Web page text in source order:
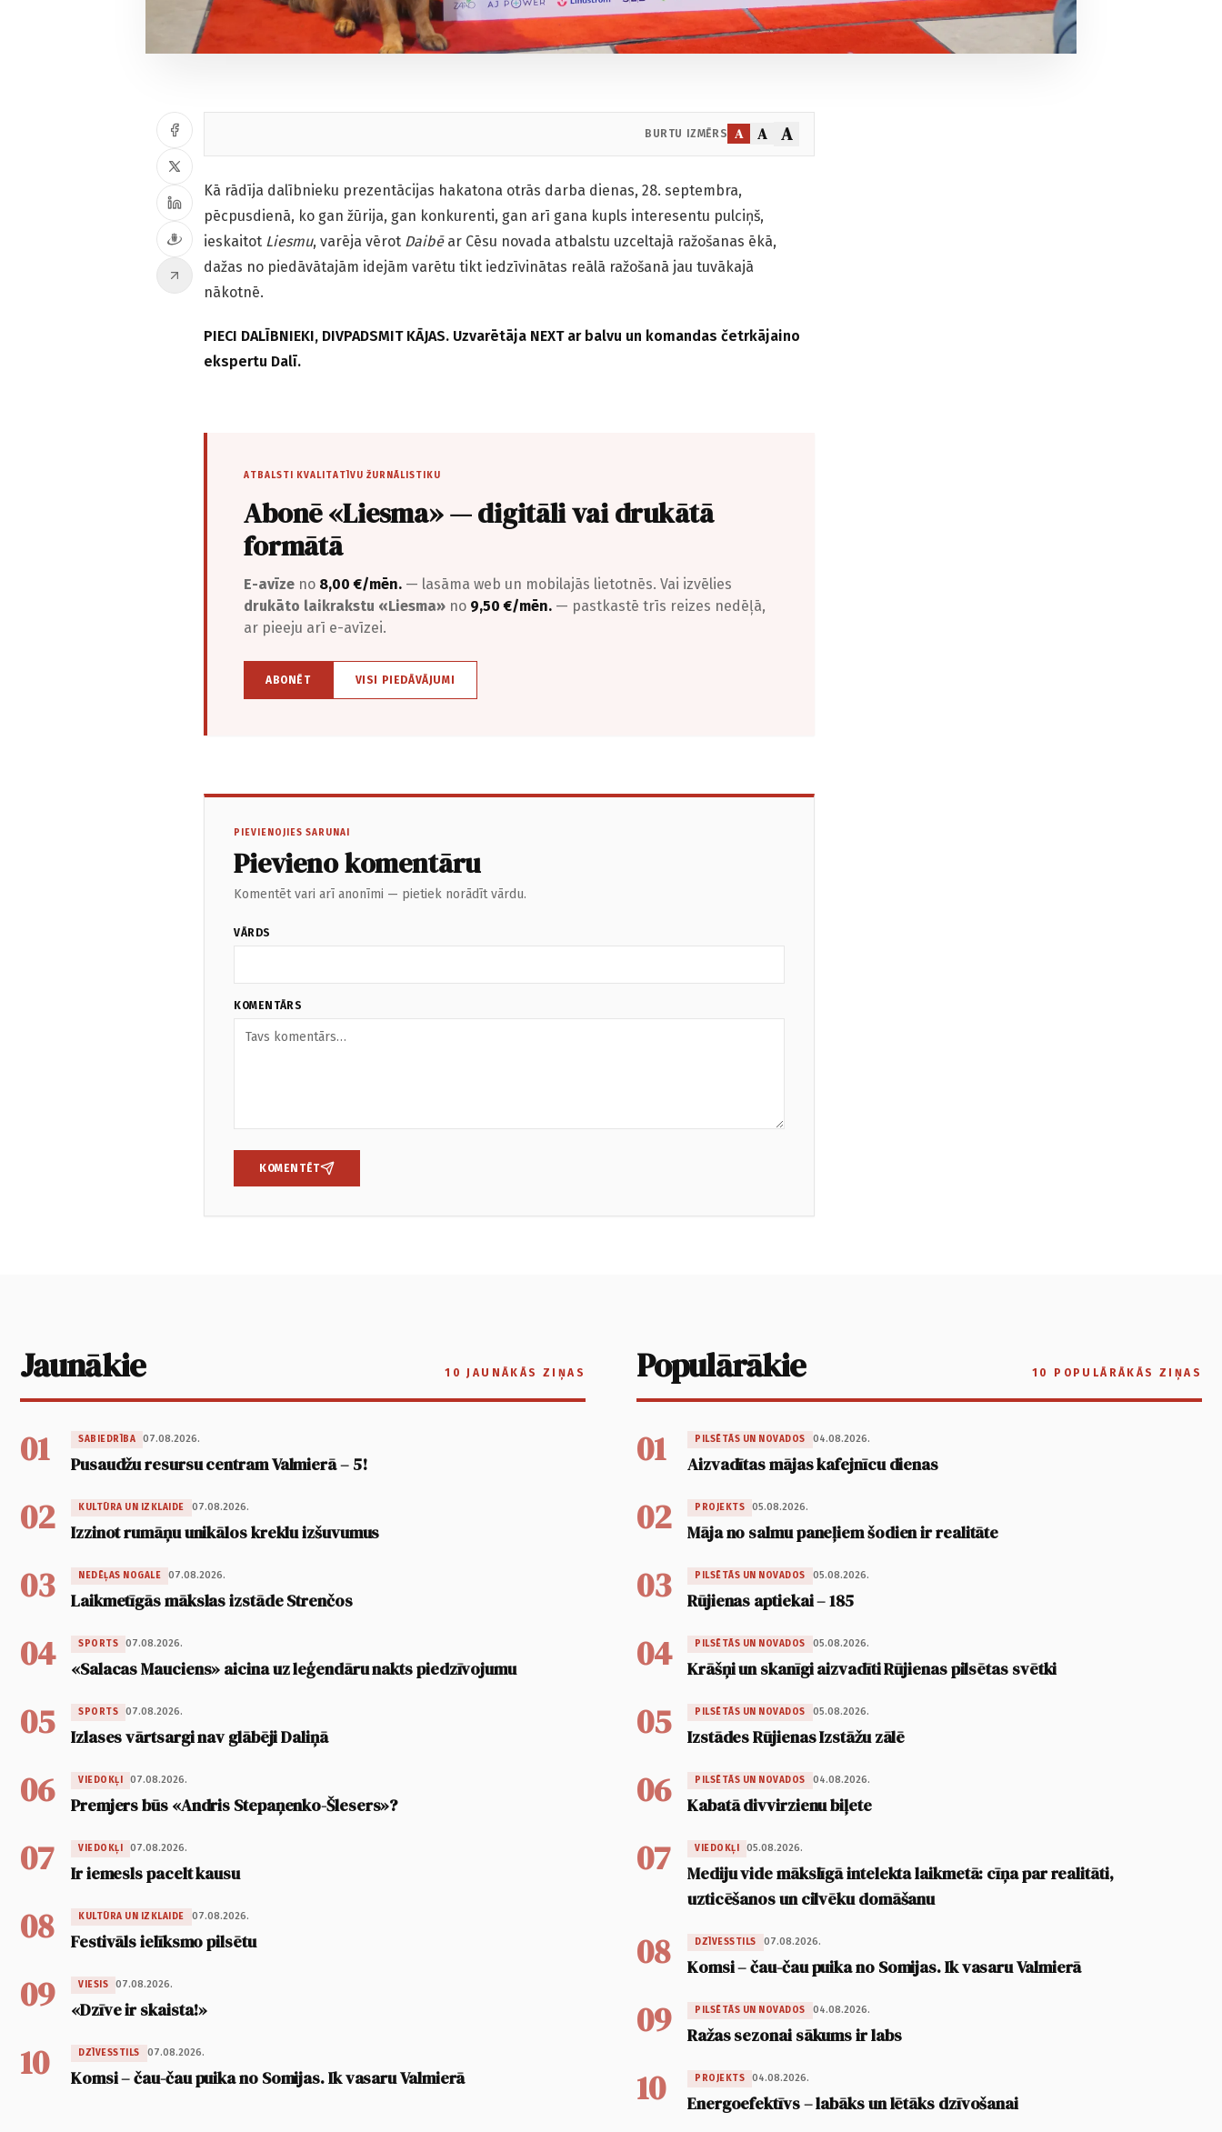
BURTU IZMĒRS A A A
Kā rādīja dalībnieku prezentācijas hakatona otrās darba dienas, 28. septembra,
pēcpusdienā, ko gan žūrija, gan konkurenti, gan arī gana kupls interesentu pulciņš,
ieskaitot Liesmu, varēja vērot Daibēar Cēsu novada atbalstu uzceltajā ražošanas ēkā,
dažas no piedāvātajām idejām varētu tikt iedzīvinātas reālā ražošanā jau tuvākajā
nākotnē.
PIECI DALĪBNIEKI, DIVPADSMIT KĀJAS. Uzvarētāja NEXT ar balvu un komandas četrkājaino
ekspertu Dalī.
ATBALSTI KVALITATĪVU ŽURNĀLISTIKU
Abonē «Liesma» — digitāli vai drukātā
formātā
E-avīze no 8,00 €/mēn. — lasāma web un mobilajās lietotnēs. Vai izvēlies
drukāto laikrakstu «Liesma» no 9,50 €/mēn. — pastkastē trīs reizes nedēļā,
ar pieeju arī e-avīzei.
ABONĒT VISI PIEDĀVĀJUMI
PIEVIENOJIES SARUNAI
Pievieno komentāru
Komentēt vari arī anonīmi — pietiek norādīt vārdu.
VĀRDS
KOMENTĀRS
KOMENTĒT
Jaunākie 10 JAUNĀKĀS ZIŅAS
01 SABIEDRĪBA 07.08.2026.
Pusaudžu resursu centram Valmierā – 5!
02 KULTŪRA UN IZKLAIDE 07.08.2026.
Izzinot rumāņu unikālos kreklu izšuvumus
03 NEDĒĻAS NOGALE 07.08.2026.
Laikmetīgās mākslas izstāde Strenčos
04 SPORTS 07.08.2026.
«Salacas Mauciens» aicina uz leģendāru nakts piedzīvojumu
05 SPORTS 07.08.2026.
Izlases vārtsargi nav glābēji Daliņā
06 VIEDOKĻI 07.08.2026.
Premjers būs «Andris Stepaņenko-Šlesers»?
07 VIEDOKĻI 07.08.2026.
Ir iemesls pacelt kausu
08 KULTŪRA UN IZKLAIDE 07.08.2026.
Festivāls ielīksmo pilsētu
09 VIESIS 07.08.2026.
«Dzīve ir skaista!»
10 DZĪVESSTILS 07.08.2026.
Komsi – čau-čau puika no Somijas. Ik vasaru Valmierā
Populārākie 10 POPULĀRĀKĀS ZIŅAS
01 PILSĒTĀS UN NOVADOS 04.08.2026.
Aizvadītas mājas kafejnīcu dienas
02 PROJEKTS 05.08.2026.
Māja no salmu paneļiem šodien ir realitāte
03 PILSĒTĀS UN NOVADOS 05.08.2026.
Rūjienas aptiekai – 185
04 PILSĒTĀS UN NOVADOS 05.08.2026.
Krāšņi un skanīgi aizvadīti Rūjienas pilsētas svētki
05 PILSĒTĀS UN NOVADOS 05.08.2026.
Izstādes Rūjienas Izstāžu zālē
06 PILSĒTĀS UN NOVADOS 04.08.2026.
Kabatā divvirzienu biļete
07 VIEDOKĻI 05.08.2026.
Mediju vide mākslīgā intelekta laikmetā: cīņa par realitāti,
uzticēšanos un cilvēku domāšanu
08 DZĪVESSTILS 07.08.2026.
Komsi – čau-čau puika no Somijas. Ik vasaru Valmierā
09 PILSĒTĀS UN NOVADOS 04.08.2026.
Ražas sezonai sākums ir labs
10 PROJEKTS 04.08.2026.
Energoefektīvs – labāks un lētāks dzīvošanai